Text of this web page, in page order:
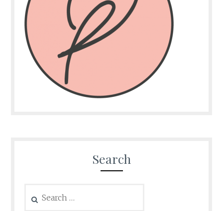
Search
for: